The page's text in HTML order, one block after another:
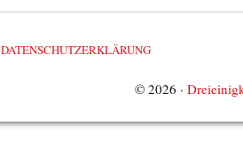
DATENSCHUTZERKLÄRUNG
© 2026 ·